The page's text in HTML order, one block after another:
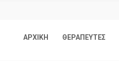
ΑΡΧΙΚΗ ΘΕΡΑΠΕΥΤΕΣ